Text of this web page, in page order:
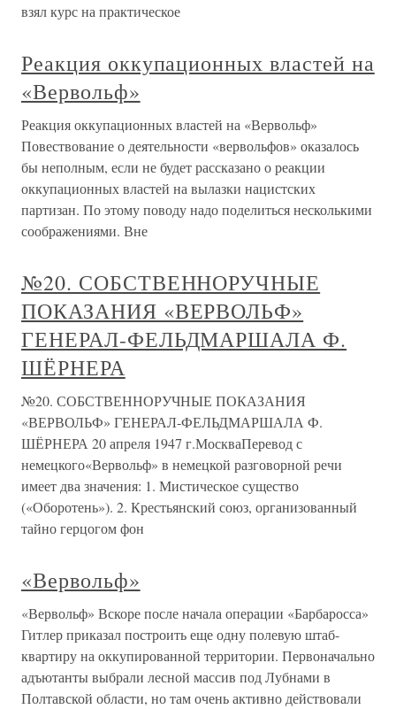
взял курс на практическое
Реакция оккупационных властей на
«Вервольф»
Реакция оккупационных властей на «Вервольф»
Повествование о деятельности «вервольфов» оказалось
бы неполным, если не будет рассказано о реакции
оккупационных властей на вылазки нацистских
партизан. По этому поводу надо поделиться несколькими
соображениями. Вне
№20. СОБСТВЕННОРУЧНЫЕ
ПОКАЗАНИЯ «ВЕРВОЛЬФ»
ГЕНЕРАЛ-ФЕЛЬДМАРШАЛА Ф.
ШЁРНЕРА
№20. СОБСТВЕННОРУЧНЫЕ ПОКАЗАНИЯ
«ВЕРВОЛЬФ» ГЕНЕРАЛ-ФЕЛЬДМАРШАЛА Ф.
ШЁРНЕРА 20 апреля 1947 г.МоскваПеревод с
немецкого«Вервольф» в немецкой разговорной речи
имеет два значения: 1. Мистическое существо
(«Оборотень»). 2. Крестьянский союз, организованный
тайно герцогом фон
«Вервольф»
«Вервольф» Вскоре после начала операции «Барбаросса»
Гитлер приказал построить еще одну полевую штаб-
квартиру на оккупированной территории. Первоначально
адъютанты выбрали лесной массив под Лубнами в
Полтавской области, но там очень активно действовали